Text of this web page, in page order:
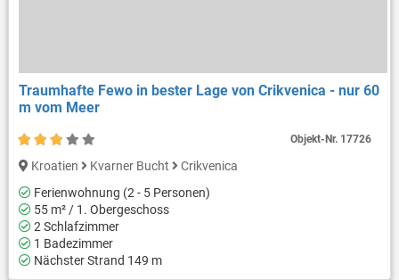
Traumhafte Fewo in bester Lage von Crikvenica - nur 60
m vom Meer
Kroatien Kvarner Bucht
Crikvenica
Ferienwohnung (2 - 5 Personen)
55 m² / 1. Obergeschoss
2 Schlafzimmer
1 Badezimmer
Nächster Strand 149 m
Objekt-Nr. 17726